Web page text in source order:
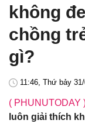
không
chồng
gì?
11:46, Thứ bảy
( PHUNUTODAY
luôn giải thích